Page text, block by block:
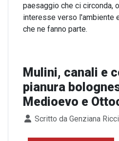
paesaggio che ci circonda,
interesse verso l'ambiente
che ne fanno parte.
Mulini, canali e
pianura
Medioevo e
Dettagli
Scritto da Genziana Ricci